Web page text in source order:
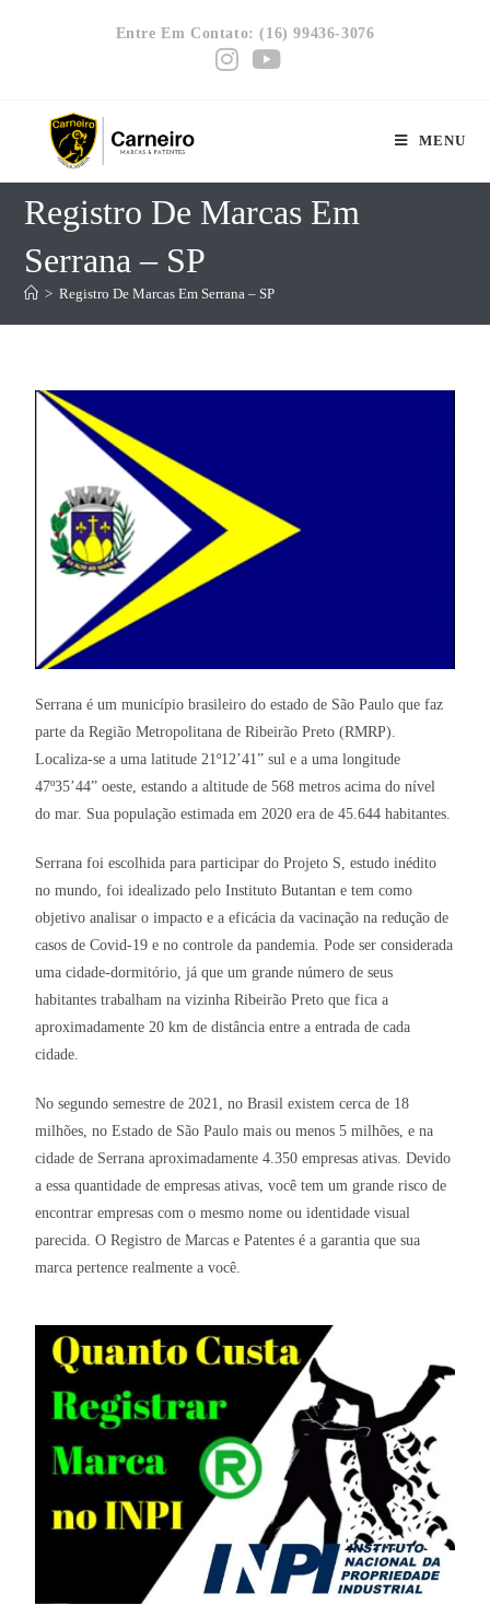
Entre Em Contato: (16) 99436-3076
MENU
Registro De Marcas Em
Serrana – SP
> Registro De Marcas Em Serrana – SP
Serrana é um município brasileiro do estado de São Paulo que faz
parte da Região Metropolitana de Ribeirão Preto (RMRP).
Localiza-se a uma latitude 21º12’41” sul e a uma longitude
47º35’44” oeste, estando a altitude de 568 metros acima do nível
do mar. Sua população estimada em 2020 era de 45.644 habitantes.
Serrana foi escolhida para participar do Projeto S, estudo inédito
no mundo, foi idealizado pelo Instituto Butantan e tem como
objetivo analisar o impacto e a eficácia da vacinação na redução de
casos de Covid-19 e no controle da pandemia. Pode ser considerada
uma cidade-dormitório, já que um grande número de seus
habitantes trabalham na vizinha Ribeirão Preto que fica a
aproximadamente 20 km de distância entre a entrada de cada
cidade.
No segundo semestre de 2021, no Brasil existem cerca de 18
milhões, no Estado de São Paulo mais ou menos 5 milhões, e na
cidade de Serrana aproximadamente 4.350 empresas ativas. Devido
a essa quantidade de empresas ativas, você tem um grande risco de
encontrar empresas com o mesmo nome ou identidade visual
parecida. O Registro de Marcas e Patentes é a garantia que sua
marca pertence realmente a você.